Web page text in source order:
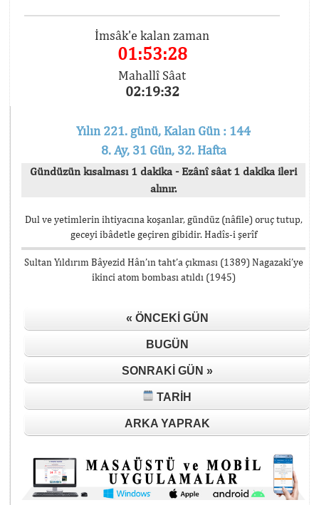
İmsâk'e kalan zaman
01:53:27
Mahallî Sâat
02:19:33
Yılın 221. günü, Kalan Gün : 144
8. Ay, 31 Gün, 32. Hafta
Gündüzün kısalması 1 dakika - Ezânî sâat 1 dakika ileri
alınır.
Dul ve yetimlerin ihtiyacına koşanlar, gündüz (nâfile) oruç tutup,
geceyi ibâdetle geçiren gibidir. Hadîs-i şerîf
Sultan Yıldırım Bâyezid Hân’ın taht’a çıkması (1389) Nagazaki’ye
ikinci atom bombası atıldı (1945)
« ÖNCEKI GÜN
BUGÜN
SONRAKI GÜN »
TARIH
ARKA YAPRAK